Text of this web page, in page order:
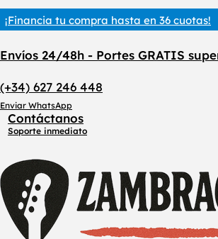
¡Financia tu compra hasta en 36 cuotas!
Envíos 24/48h - Portes GRATIS
(+34) 627 246 448
Enviar WhatsApp
Contáctanos
Soporte inmediato